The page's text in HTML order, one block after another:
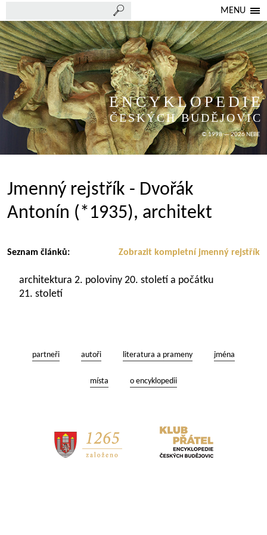
MENU
ENCYKLOPEDIE
ČESKÝCH BUDĚJOVIC
© 1998 — 2026 NEBE
Jmenný rejstřík - Dvořák
Antonín (*1935), architekt
Zobrazit kompletní jmenný rejstřík
Seznam článků:
architektura 2. poloviny 20. století a počátku
21. století
partneři autoři literatura a prameny jména
místa o encyklopedii